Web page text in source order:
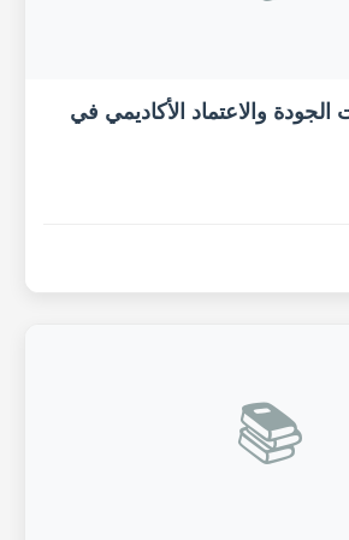
الجودة والاعتماد الأكاديمي في
📚